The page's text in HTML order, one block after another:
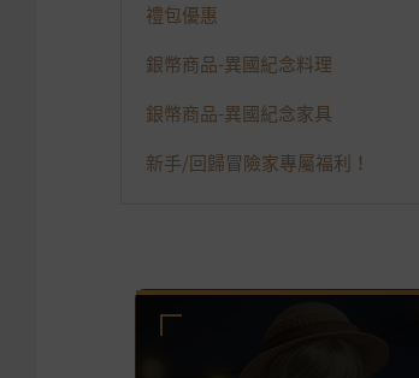
禮包優惠
銀幣商品-異國紀念料理
銀幣商品-異國紀念家具
新手/回歸冒險家專屬福利！